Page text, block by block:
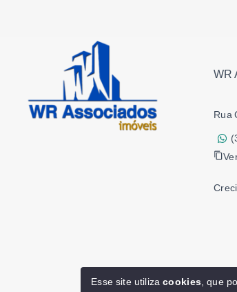
WR
Rua
Esse site utilizacookies , que